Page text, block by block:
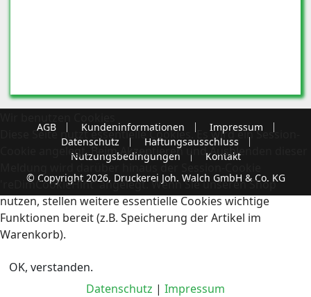
AGB Kundeninformationen
Impressum
Datenschutz
Haftungsausschluss
Nutzungsbedingungen
Kontakt
© Copyright 2026, Druckerei Joh. Walch GmbH & Co. KG
Diese Seite nutzt essentielle Cookies. Es wird ein Session-
Cookie angelegt. Beim Akzeptieren und Ausblenden dieser
Meldung wird darüber hinaus der Session-Cookie
'reDimCookieHint' angelegt. Wenn Sie unseren Shop
nutzen, stellen weitere essentielle Cookies wichtige
Funktionen bereit (z.B. Speicherung der Artikel im
Warenkorb).
OK, verstanden.
Datenschutz | Impressum